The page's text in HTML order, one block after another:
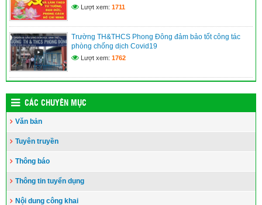
Lượt xem: 1711
Trường TH&THCS Phong Đông đảm bảo tốt công tác
phòng chống dịch Covid19
Lượt xem: 1762
CÁC CHUYÊN MỤC
Văn bản
Tuyên truyền
Thông báo
Thông tin tuyển dụng
Nội dung công khai